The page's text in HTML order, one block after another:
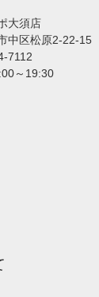
大須店
中区松原2-22-15
7112
～19:30